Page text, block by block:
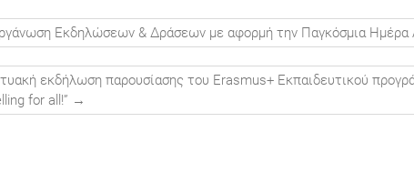
Εκδηλώσεων & Δράσεων με αφορμή την Παγκόσμια Ημέρα
εκδήλωση παρουσίασης του Erasmus+ Εκπαιδευτικού
for all!” →